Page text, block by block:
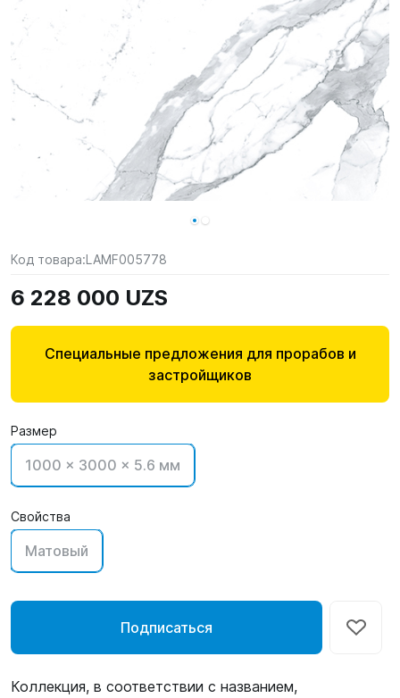
Код товара:LAMF005778
6 228 000 UZS
Специальные предложения для прорабов и
застройщиков
Размер
1000 x 3000 x 5.6 мм
Свойства
Матовый
Подписаться
Коллекция, в соответствии с названием,